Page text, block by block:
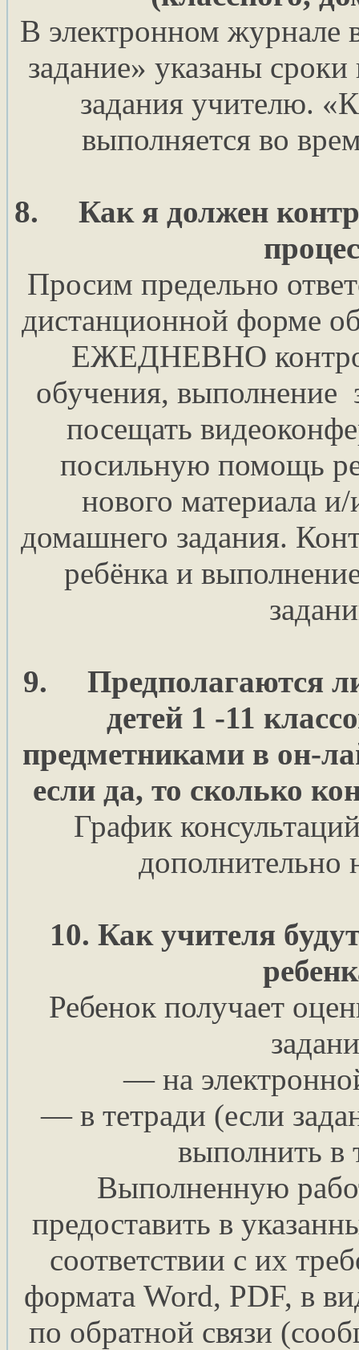
В электронном журнале
задание» указаны
задания учителю.
выполняется во
8.
Как я должен
Просим предельно
дистанционной форме
ЕЖЕДНЕВНО
обучения, выполнение
посещать
посильную помощь
нового материала
домашнего задания.
ребёнка и
9.
Предполагаются
детей 1 -11
предметниками в он-
если да, то сколько
График
дополнительно
10. Как учителя
Ребенок получает
— на
— в тетради (если
выполнить в
Выполненную
предоставить в
соответствии с их
формата Word, PDF, в
по обратной связи